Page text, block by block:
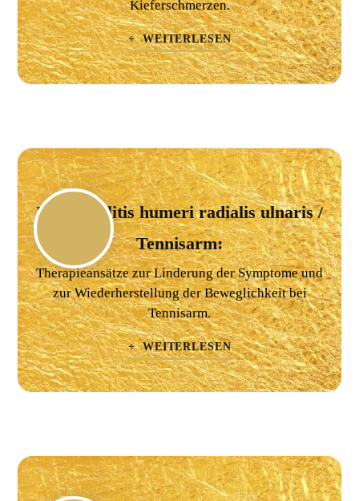
Kieferschmerzen.
+ WEITERLESEN
Epicondylitis humeri radialis ulnaris /
Tennisarm:
Therapieansätze zur Linderung der Symptome und
zur Wiederherstellung der Beweglichkeit bei
Tennisarm.
+ WEITERLESEN